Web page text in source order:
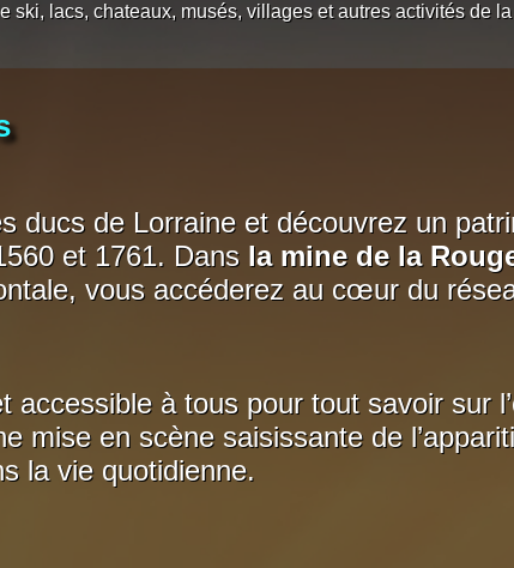
lacs, chateaux, musés, villages et autres activités de
ducs de Lorraine et découvrez un
et 1761. Dans la mine de la
vous accéderez au cœur du
à tous pour tout savoir sur
mise en scène saisissante de
la vie quotidienne.